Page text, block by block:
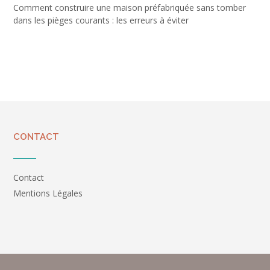
Comment construire une maison préfabriquée sans tomber
dans les pièges courants : les erreurs à éviter
CONTACT
Contact
Mentions Légales